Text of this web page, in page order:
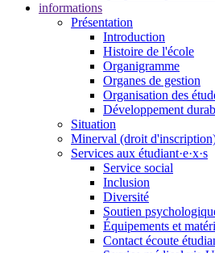
informations
Présentation
Introduction
Histoire de l'école
Organigramme
Organes de gestion
Organisation des
Développement
Situation
Minerval (droit
Services aux étudiant·e·x·s
Service social
Inclusion
Diversité
Soutien
Équipements et
Contact écoute